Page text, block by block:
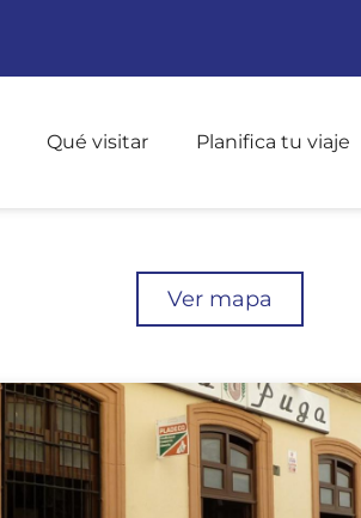
Qué visitar Planifica tu viaje
Ver mapa